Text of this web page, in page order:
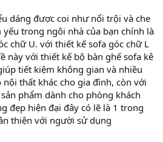
dáng được coi như nổi trội và che
trong ngôi nhà của bạn chính là
chữ U. với thiết kế sofa góc chữ L
này với thiết kế bộ bàn ghế sofa kê
tiết kiệm không gian và nhiều
thất khác cho gia đình, còn với
phẩm dành cho phòng khách
đẹp hiện đại đây có lẽ là 1 trong
thiện với người sử dụng